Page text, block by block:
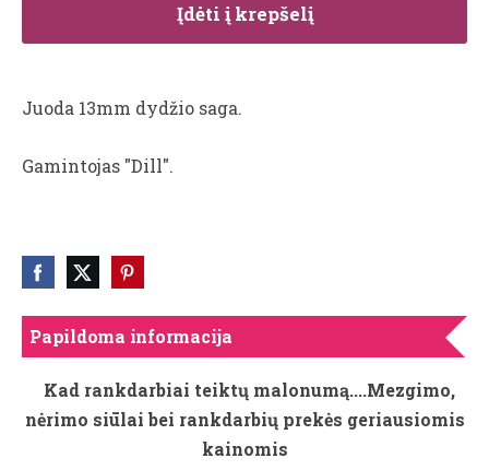
Papildoma informacija
Kad rankdarbiai teiktų malonumą....Mezgimo,
nėrimo siūlai bei rankdarbių prekės geriausiomis
kainomis
Įdėti į krepšelį
Juoda 13mm dydžio saga.
Gamintojas "Dill".